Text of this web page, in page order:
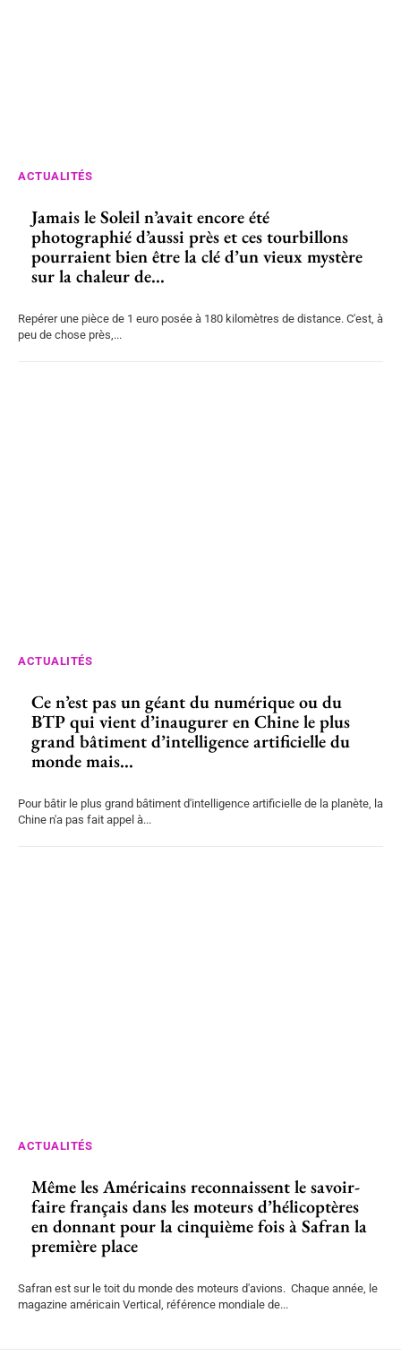
ACTUALITÉS
Jamais le Soleil n’avait encore été
photographié d’aussi près et ces tourbillons
pourraient bien être la clé d’un vieux mystère
sur la chaleur de...
Repérer une pièce de 1 euro posée à 180 kilomètres de distance. C'est, à
peu de chose près,...
ACTUALITÉS
Ce n’est pas un géant du numérique ou du
BTP qui vient d’inaugurer en Chine le plus
grand bâtiment d’intelligence artificielle du
monde mais...
Pour bâtir le plus grand bâtiment d'intelligence artificielle de la planète, la
Chine n'a pas fait appel à...
ACTUALITÉS
Même les Américains reconnaissent le savoir-
faire français dans les moteurs d’hélicoptères
en donnant pour la cinquième fois à Safran la
première place
Safran est sur le toit du monde des moteurs d'avions. Chaque année, le
magazine américain Vertical, référence mondiale de...